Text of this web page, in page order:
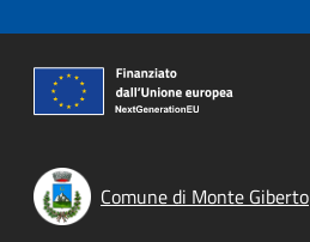
Comune di Monte Giberto